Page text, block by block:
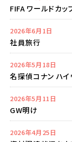
FIFA ワールドカッ
2026年6月1日
社員旅行
2026年5月18日
名探偵コナン ハ
2026年5月11日
GW明け
2026年4月25日